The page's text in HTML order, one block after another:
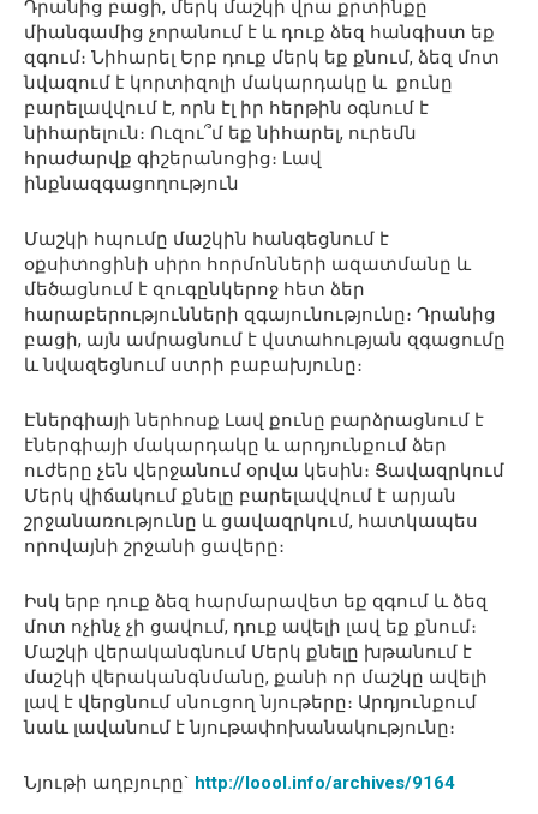
Դրանից բացի, մերկ մաշկի վրա քրտինքը
միանգամից չորանում է և դուք ձեզ հանգիստ եք
զգում։ Նիհարել Երբ դուք մերկ եք քնում, ձեզ մոտ
նվազում է կորտիզոլի մակարդակը և քունը
բարելավվում է, որն էլ իր հերթին օգնում է
նիհարելուն։ Ուզու՞մ եք նիհարել, ուրեմն
հրաժարվք գիշերանոցից։ Լավ
ինքնազգացողություն
Մաշկի հպումը մաշկին հանգեցնում է
օքսիտոցինի սիրո հորմոնների ազատմանը և
մեծացնում է զուգընկերոջ հետ ձեր
հարաբերությունների զգայունությունը։ Դրանից
բացի, այն ամրացնում է վստահության զգացումը
և նվազեցնում ստրի բաբախյունը։
Էներգիայի ներհոսք Լավ քունը բարձրացնում է
էներգիայի մակարդակը և արդյունքում ձեր
ուժերը չեն վերջանում օրվա կեսին։ Ցավազրկում
Մերկ վիճակում քնելը բարելավվում է արյան
շրջանառությունը և ցավազրկում, հատկապես
որովայնի շրջանի ցավերը։
Իսկ երբ դուք ձեզ հարմարավետ եք զգում և ձեզ
մոտ ոչինչ չի ցավում, դուք ավելի լավ եք քնում։
Մաշկի վերականգնում Մերկ քնելը խթանում է
մաշկի վերականգնմանը, քանի որ մաշկը ավելի
լավ է վերցնում սնուցող նյութերը։ Արդյունքում
նաև լավանում է նյութափոխանակությունը։
Նյութի աղբյուրը` http://loool.info/archives/9164